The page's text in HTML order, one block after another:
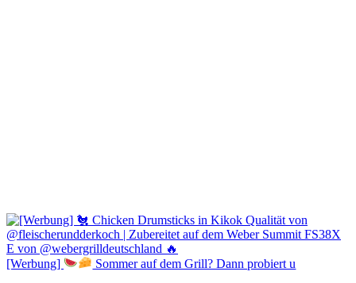
[Werbung] Sommer auf dem Grill? Dann probiert u